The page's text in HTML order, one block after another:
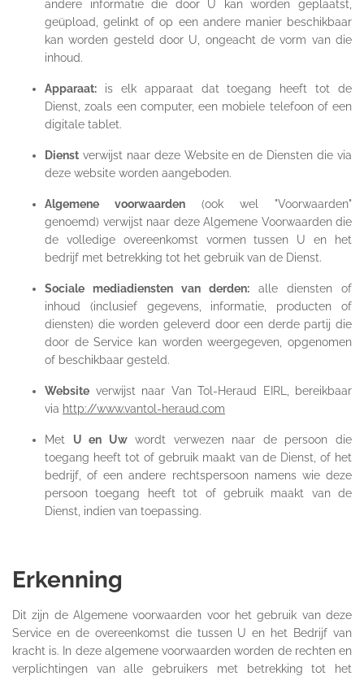
andere informatie die door U kan worden geplaatst,
geüpload, gelinkt of op een andere manier beschikbaar
kan worden gesteld door U, ongeacht de vorm van die
inhoud.
Apparaat: is elk apparaat dat toegang heeft tot de
Dienst, zoals een computer, een mobiele telefoon of een
digitale tablet.
Dienst verwijst naar deze Website en de Diensten die via
deze website worden aangeboden.
Algemene voorwaarden (ook wel "Voorwaarden"
genoemd) verwijst naar deze Algemene Voorwaarden die
de volledige overeenkomst vormen tussen U en het
bedrijf met betrekking tot het gebruik van de Dienst.
Sociale mediadiensten van derden: alle diensten of
inhoud (inclusief gegevens, informatie, producten of
diensten) die worden geleverd door een derde partij die
door de Service kan worden weergegeven, opgenomen
of beschikbaar gesteld.
Website verwijst naar Van Tol-Heraud EIRL, bereikbaar
via http://www.vantol-heraud.com
Met U en Uwwordt verwezen naar de persoon die
toegang heeft tot of gebruik maakt van de Dienst, of het
bedrijf, of een andere rechtspersoon namens wie deze
persoon toegang heeft tot of gebruik maakt van de
Dienst, indien van toepassing.
Erkenning
Dit zijn de Algemene voorwaarden voor het gebruik van deze
Service en de overeenkomst die tussen U en het Bedrijf van
kracht is. In deze algemene voorwaarden worden de rechten en
verplichtingen van alle gebruikers met betrekking tot het